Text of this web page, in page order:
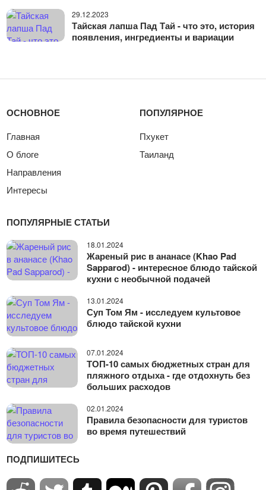
29.12.2023
Тайская лапша Пад Тай - что это, история
появления, ингредиенты и вариации
ОСНОВНОЕ
Главная
О блоге
Направления
Интересы
ПОПУЛЯРНОЕ
Пхукет
Таиланд
ПОПУЛЯРНЫЕ СТАТЬИ
18.01.2024
Жареный рис в ананасе (Khao Pad
Sapparod) - интересное блюдо тайской
кухни с необычной подачей
13.01.2024
Суп Том Ям - исследуем культовое
блюдо тайской кухни
07.01.2024
ТОП-10 самых бюджетных стран для
пляжного отдыха - где отдохнуть без
больших расходов
02.01.2024
Правила безопасности для туристов
во время путешествий
ПОДПИШИТЕСЬ